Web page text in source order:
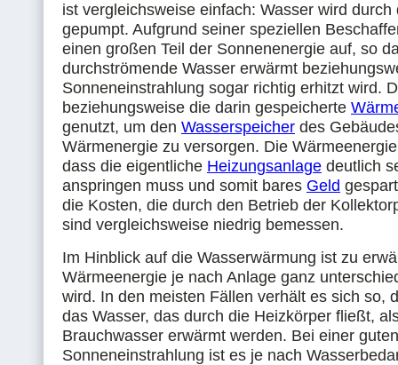
ist vergleichsweise einfach: Wasser wird durch
gepumpt. Aufgrund seiner speziellen
einen großen Teil der Sonnenenergie auf, so
durchströmende Wasser erwärmt
Sonneneinstrahlung sogar richtig erhitzt wird.
beziehungsweise die darin gespeicherte
genutzt, um den Wasserspeicher des
Wärmenergie zu versorgen. Die
dass die eigentliche Heizungsanlage deutlich
anspringen muss und somit bares Geld
die Kosten, die durch den Betrieb der
sind vergleichsweise niedrig bemessen.
Im Hinblick auf die Wasserwärmung ist zu
Wärmeenergie je nach Anlage ganz
wird. In den meisten Fällen verhält es sich so,
das Wasser, das durch die Heizkörper fließt,
Brauchwasser erwärmt werden. Bei einer guten
Sonneneinstrahlung ist es je nach